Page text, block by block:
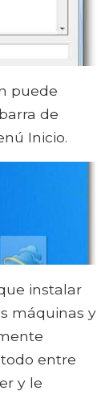
puede
de
Inicio.
instalar
máquinas y
entre
y le